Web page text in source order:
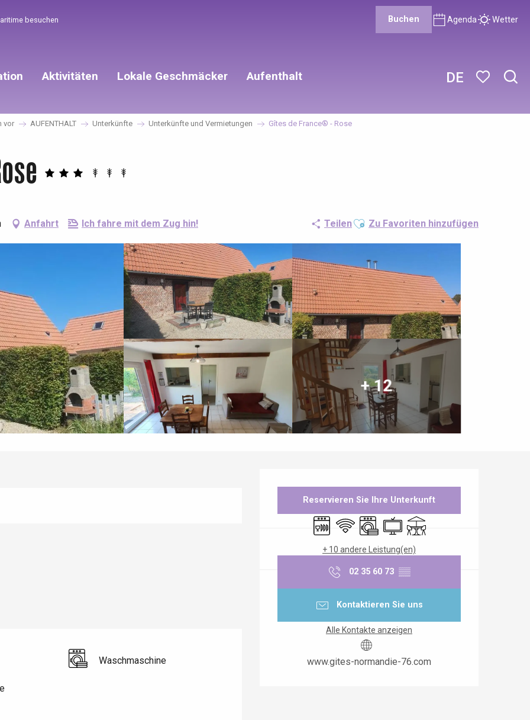
DE
besuchen Buchen Agenda Wetter
Aktivitäten Lokale Geschmäcker Aufenthalt
vor AUFENTHALT Unterkünfte Unterkünfte und Vermietungen Gîtes de France® - Rose
Anfahrt Ich fahre mit dem Zug hin! TeilenAjouter aux favoris
Zu Favoriten hinzufügen
+ 12
Öffnungszeiten & Kontaktdaten
Reservieren Sie Ihre Unterkunft
Geschirrspülmaschine
Wi-Fi Waschmaschine
Fernsehen
Terrasse
+ 10 andere Leistung(en)
02 35 60 73 ▒▒
Kontaktieren Sie uns
Alle Kontakte anzeigen
www.gites-normandie-76.com
Waschmaschine